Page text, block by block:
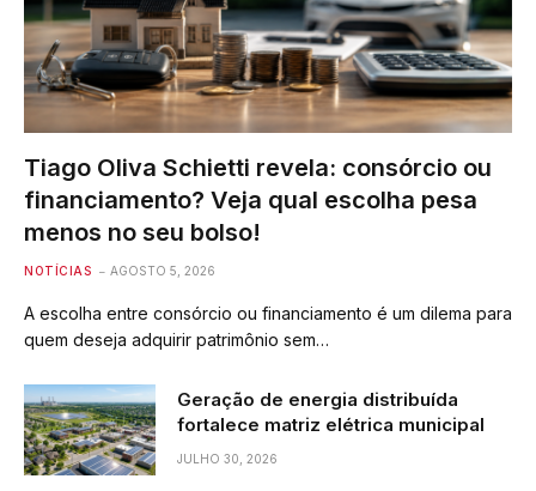
Tiago Oliva Schietti revela: consórcio ou
financiamento? Veja qual escolha pesa
menos no seu bolso!
NOTÍCIAS AGOSTO 5, 2026
A escolha entre consórcio ou financiamento é um dilema para
quem deseja adquirir patrimônio sem…
Geração de energia distribuída
fortalece matriz elétrica municipal
JULHO 30, 2026